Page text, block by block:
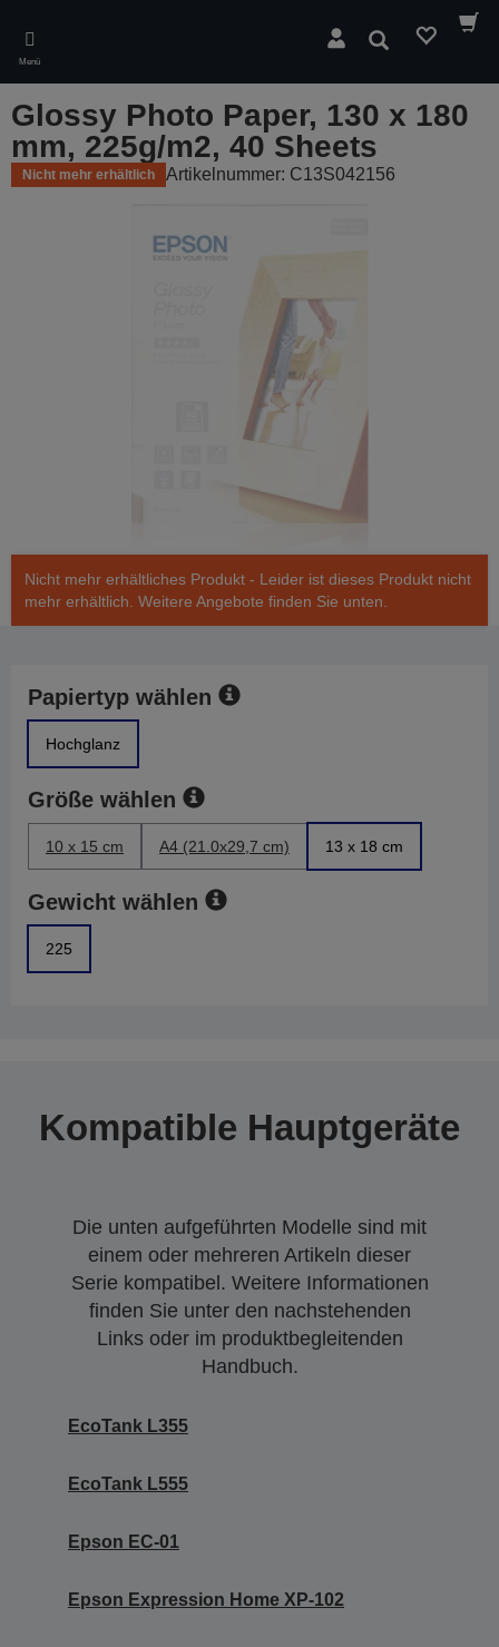
main
content
Menü
Suchen
Glossy Photo Paper, 130 x 180
mm, 225g/m2, 40 Sheets
Nicht mehr erhältlich Artikelnummer: C13S042156
Nicht mehr erhältliches Produkt - Leider ist dieses Produkt nicht
mehr erhältlich. Weitere Angebote finden Sie unten.
Papiertyp wählen
Hochglanz
Größe wählen
10 x 15 cm A4 (21.0x29,7 cm) 13 x 18 cm
Gewicht wählen
225
Kompatible Hauptgeräte
Die unten aufgeführten Modelle sind mit
einem oder mehreren Artikeln dieser
Serie kompatibel. Weitere Informationen
finden Sie unter den nachstehenden
Links oder im produktbegleitenden
Handbuch.
EcoTank L355
EcoTank L555
Epson EC-01
Epson Expression Home XP-102